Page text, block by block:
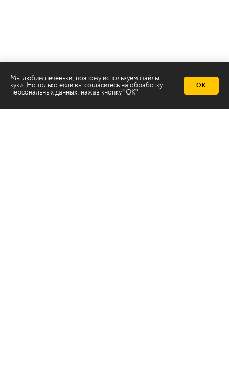
Мы любим печеньки, поэтому используем файлы
куки. Но только если вы согласитесь на обработку
персональных данных, нажав кнопку "ОК"
ОК